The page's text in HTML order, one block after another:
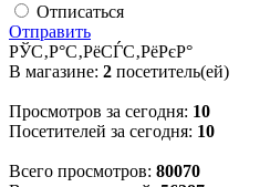
Отписаться
Отправить
РЎС‚Р°С‚РёСЃС‚РёРєР°
В магазине: 2 посетитель(ей)
Просмотров за сегодня: 10
Посетителей за сегодня: 10
Всего просмотров: 80070